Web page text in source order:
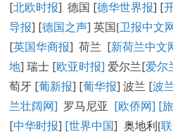
[北欧时报] 德国 [德华世界报] [
导报] [德国之声] 英国[卫报中文
[英国华商报] 荷兰 [新荷兰中文
地] 瑞士 [欧亚时报] 爱尔兰[爱尔
萄牙 [葡新报] [葡华报] 波兰 [波
兰壮阔网] 罗马尼亚 [欧侨网] [
[中华时报] [世界中国] 奥地利[